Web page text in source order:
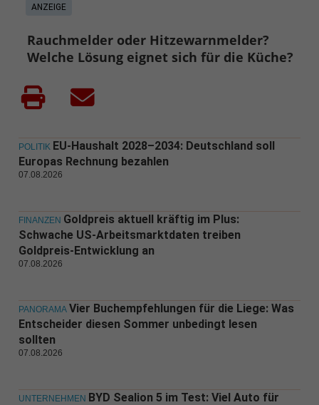
ANZEIGE
Rauchmelder oder Hitzewarnmelder?
Welche Lösung eignet sich für die Küche?
POLITIK EU-Haushalt 2028–2034: Deutschland soll
Europas Rechnung bezahlen
07.08.2026
FINANZEN Goldpreis aktuell kräftig im Plus:
Schwache US-Arbeitsmarktdaten treiben
Goldpreis-Entwicklung an
07.08.2026
PANORAMA Vier Buchempfehlungen für die Liege: Was
Entscheider diesen Sommer unbedingt lesen
sollten
07.08.2026
UNTERNEHMEN BYD Sealion 5 im Test: Viel Auto für